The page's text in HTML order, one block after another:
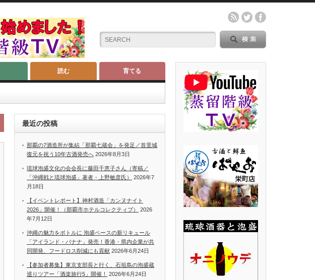
読む 育てる
最近の投稿
那覇の7酒造所が集結「那覇七蔵会」を発足／首里城
復元を祝う10年古酒発売へ 2026年8月3日
琉球泡盛文化の会会長に藤田千恵子さん（寄稿／
「沖縄戦と琉球泡盛」著者・上野敏彦氏）
2026年7
月18日
【イベントレポート】神村酒造「カンヌナイト
2026」開催！（那覇市ホテルコレクティブ）
2026
年7月12日
沖縄の魅力をボトルに 泡盛ベースの新リキュール
「アイランド・バナナ」発売！香港・県内企業が共
同開発、フードロス削減にも貢献 2026年6月24日
【参加者募集】東京支部長と行く、石垣島の泡盛蔵
巡りツアー「酒楽旅行5」開催！
2026年6月24日